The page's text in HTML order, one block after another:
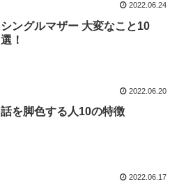
2022.06.24
シングルマザー 大変なこと10
選！
2022.06.20
話を脚色する人10の特徴
2022.06.17